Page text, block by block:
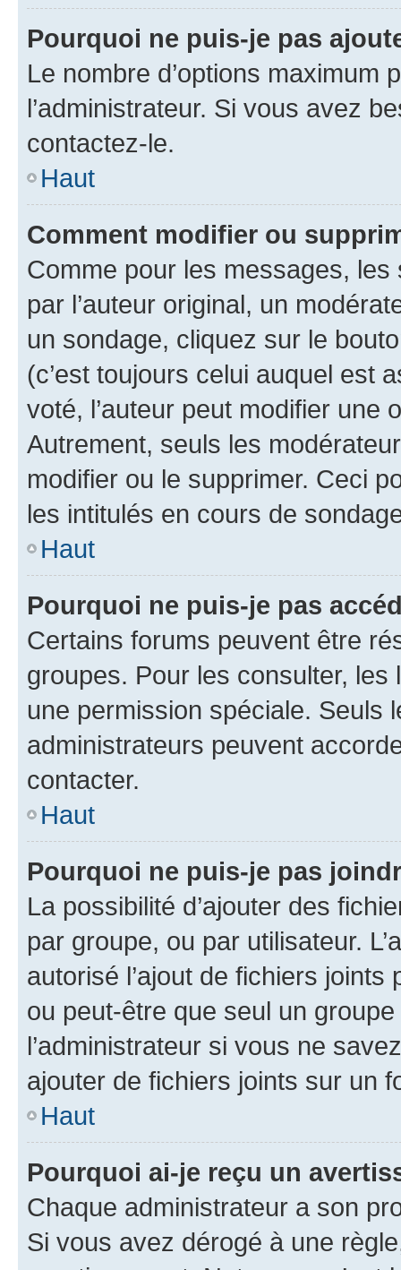
Pourquoi ne puis-je pas
Le nombre d’options maximum
l’administrateur. Si vous avez
contactez-le.
Haut
Comment modifier ou
Comme pour les messages,
par l’auteur original, un
un sondage, cliquez sur le
(c’est toujours celui auquel est
voté, l’auteur peut modifier une
Autrement, seuls les
modifier ou le supprimer. Ceci
les intitulés en cours de
Haut
Pourquoi ne puis-je pas
Certains forums peuvent être
groupes. Pour les consulter,
une permission spéciale. Seuls
administrateurs peuvent
contacter.
Haut
Pourquoi ne puis-je pas
La possibilité d’ajouter des
par groupe, ou par utilisateur.
autorisé l’ajout de fichiers
ou peut-être que seul un
l’administrateur si vous ne
ajouter de fichiers joints sur un
Haut
Pourquoi ai-je reçu un
Chaque administrateur a son
Si vous avez dérogé à une